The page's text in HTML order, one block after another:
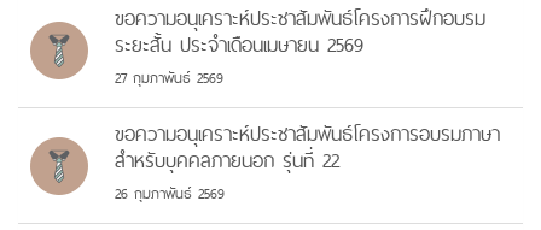
ขอความอนุเคราะห์ประชาสัมพันธ์โครงการฝึกอบรม
ระยะสั้น ประจำเดือนเมษายน 2569
27 กุมภาพันธ์ 2569
ขอความอนุเคราะห์ประชาสัมพันธ์โครงการอบรมภาษา
สำหรับบุคคลภายนอก รุ่นที่ 22
26 กุมภาพันธ์ 2569